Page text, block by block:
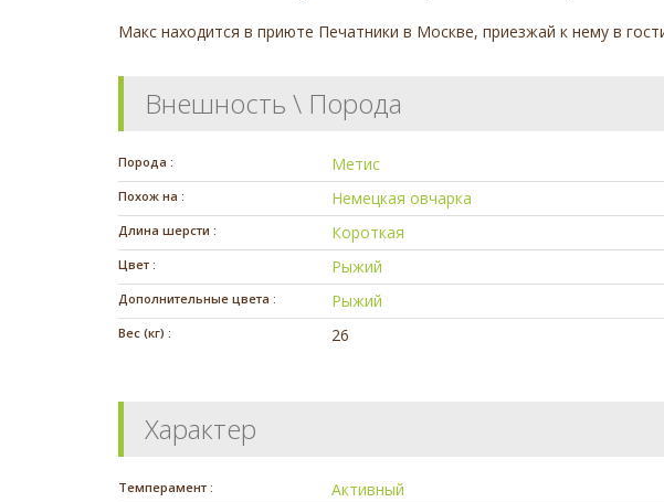
Макс находится в приюте Печатники в Москве, приезжай к нему в
Внешность \ Порода
Порода : Метис
Похож на : Немецкая овчарка
Длина шерсти : Короткая
Цвет : Рыжий
Дополнительные цвета : Рыжий
Вес (кг) : 26
Характер
Темперамент : Активный